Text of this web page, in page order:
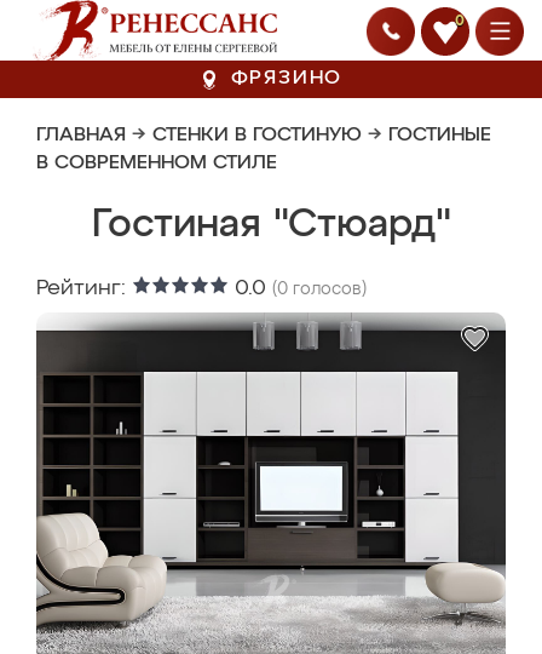
0
ФРЯЗИНО
ГЛАВНАЯ → СТЕНКИ В ГОСТИНУЮ → ГОСТИНЫЕ
В СОВРЕМЕННОМ СТИЛЕ
Гостиная "Стюард"
Рейтинг: 0.0 (0 голосов)